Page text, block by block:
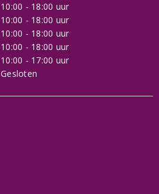
10:00 - 18:00 uur
10:00 - 18:00 uur
10:00 - 18:00 uur
10:00 - 18:00 uur
10:00 - 17:00 uur
Gesloten